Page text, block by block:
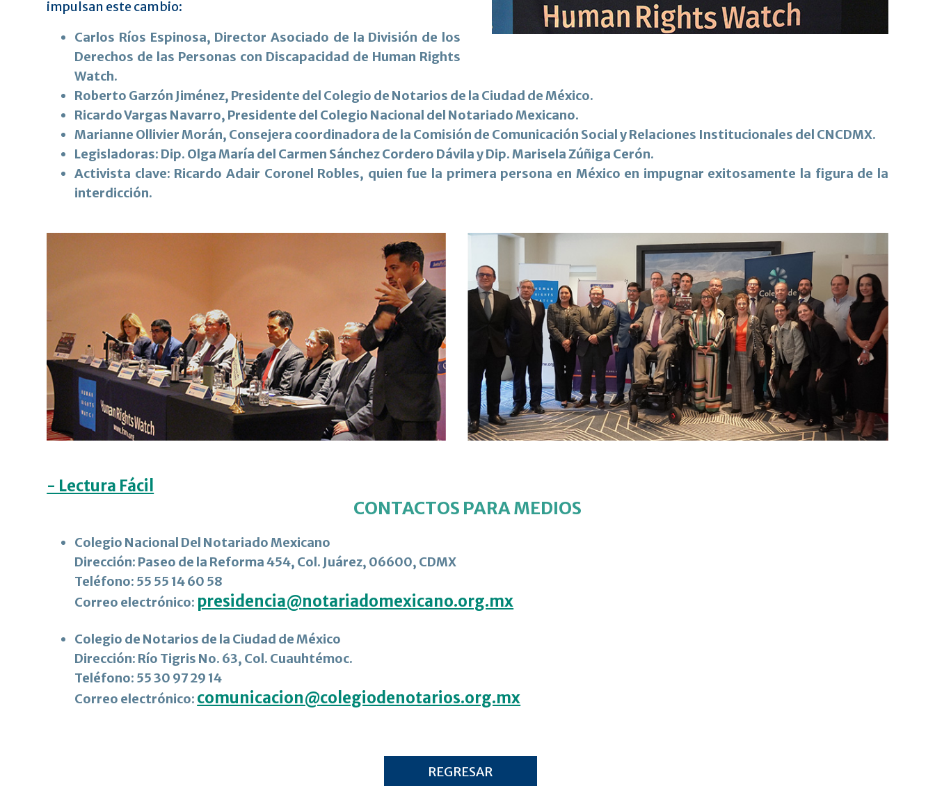
impulsan este cambio:
Carlos Ríos Espinosa, Director Asociado de la División de los
Derechos de las Personas con Discapacidad de Human Rights
Watch.
Roberto Garzón Jiménez, Presidente del Colegio de Notarios de la Ciudad de México.
Ricardo Vargas Navarro, Presidente del Colegio Nacional del Notariado Mexicano.
Marianne Ollivier Morán, Consejera coordinadora de la Comisión de Comunicación Social y Relaciones Institucionales del CNCDMX.
Legisladoras: Dip. Olga María del Carmen Sánchez Cordero Dávila y Dip. Marisela Zúñiga Cerón.
Activista clave: Ricardo Adair Coronel Robles, quien fue la primera persona en México en impugnar exitosamente la figura de la
interdicción.
- Lectura Fácil
CONTACTOS PARA MEDIOS
Colegio Nacional Del Notariado Mexicano
Dirección: Paseo de la Reforma 454, Col. Juárez, 06600, CDMX
Teléfono: 55 55 14 60 58
Correo electrónico: presidencia@notariadomexicano.org.mx
Colegio de Notarios de la Ciudad de México
Dirección: Río Tigris No. 63, Col. Cuauhtémoc.
Teléfono: 55 30 97 29 14
Correo electrónico: comunicacion@colegiodenotarios.org.mx
REGRESAR